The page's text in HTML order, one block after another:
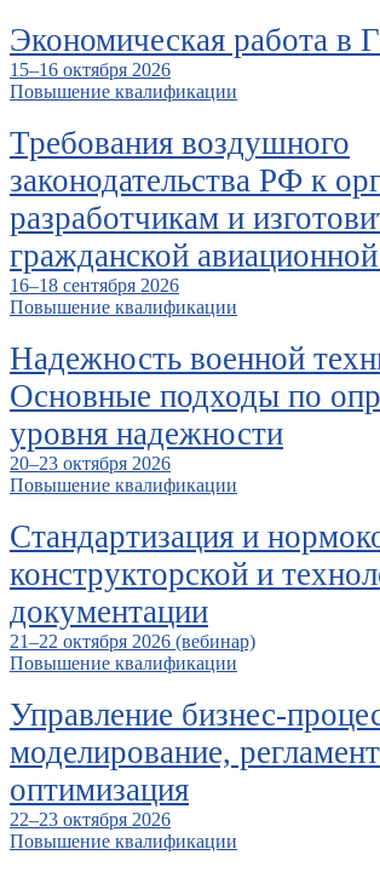
Экономическая работа в
15–16 октября 2026
Повышение квалификации
Требования воздушного
законодательства РФ к
разработчикам и
гражданской
16–18 сентября 2026
Повышение квалификации
Надежность военной
Основные подходы по
уровня надежности
20–23 октября 2026
Повышение квалификации
Стандартизация и
конструкторской и
документации
21–22 октября 2026 (вебинар)
Повышение квалификации
Управление бизнес-
моделирование,
оптимизация
22–23 октября 2026
Повышение квалификации